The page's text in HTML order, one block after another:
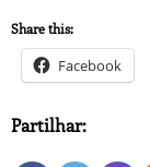
Share this:
Facebook
Partilhar: